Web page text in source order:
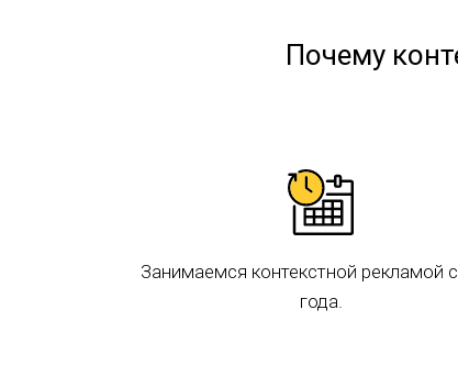
Почему
Занимаемся контекстной рекламой
года.